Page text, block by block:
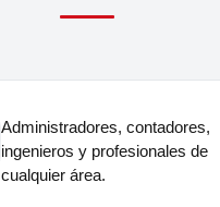
Administradores, contadores,
ingenieros y profesionales de
cualquier área.